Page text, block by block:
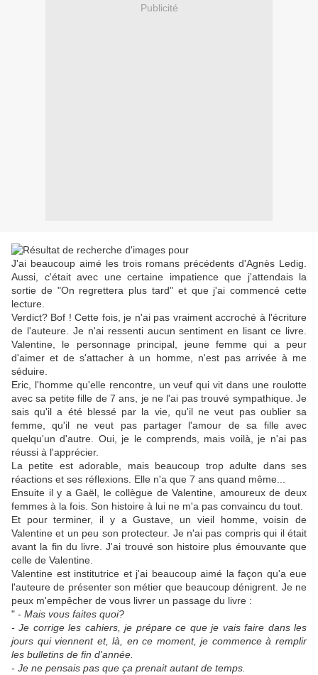
Publicité
J'ai beaucoup aimé les trois romans précédents d'Agnès Ledig.
Aussi, c'était avec une certaine impatience que j'attendais la
sortie de "On regrettera plus tard" et que j'ai commencé cette
lecture.
Verdict? Bof ! Cette fois, je n'ai pas vraiment accroché à l'écriture
de l'auteure. Je n'ai ressenti aucun sentiment en lisant ce livre.
Valentine, le personnage principal, jeune femme qui a peur
d'aimer et de s'attacher à un homme, n'est pas arrivée à me
séduire.
Eric, l'homme qu'elle rencontre, un veuf qui vit dans une roulotte
avec sa petite fille de 7 ans, je ne l'ai pas trouvé sympathique. Je
sais qu'il a été blessé par la vie, qu'il ne veut pas oublier sa
femme, qu'il ne veut pas partager l'amour de sa fille avec
quelqu'un d'autre. Oui, je le comprends, mais voilà, je n'ai pas
réussi à l'apprécier.
La petite est adorable, mais beaucoup trop adulte dans ses
réactions et ses réflexions. Elle n'a que 7 ans quand même...
Ensuite il y a Gaël, le collègue de Valentine, amoureux de deux
femmes à la fois. Son histoire à lui ne m'a pas convaincu du tout.
Et pour terminer, il y a Gustave, un vieil homme, voisin de
Valentine et un peu son protecteur. Je n'ai pas compris qui il était
avant la fin du livre. J'ai trouvé son histoire plus émouvante que
celle de Valentine.
Valentine est institutrice et j'ai beaucoup aimé la façon qu'a eue
l'auteure de présenter son métier que beaucoup dénigrent. Je ne
peux m'empêcher de vous livrer un passage du livre :
" - Mais vous faites quoi?
- Je corrige les cahiers, je prépare ce que je vais faire dans les
jours qui viennent et, là, en ce moment, je commence à remplir
les bulletins de fin d'année.
- Je ne pensais pas que ça prenait autant de temps.